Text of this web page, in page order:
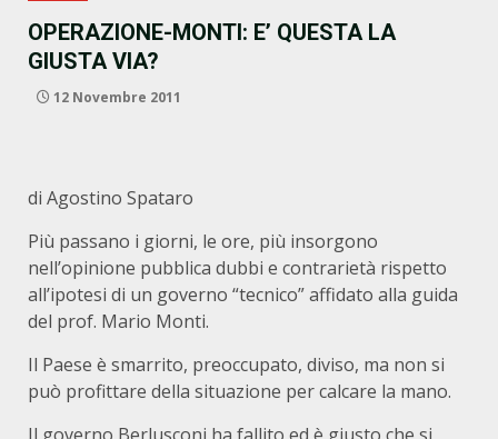
OPERAZIONE-MONTI: E’ QUESTA LA
GIUSTA VIA?
12 Novembre 2011
di Agostino Spataro
Più passano i giorni, le ore, più insorgono
nell’opinione pubblica dubbi e contrarietà rispetto
all’ipotesi di un governo “tecnico” affidato alla guida
del prof. Mario Monti.
Il Paese è smarrito, preoccupato, diviso, ma non si
può profittare della situazione per calcare la mano.